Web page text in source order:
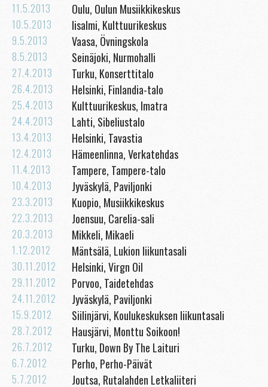
11.5.2013 Oulu, Oulun Musiikkikeskus
10.5.2013 Iisalmi, Kulttuurikeskus
9.5.2013 Vaasa, Övningskola
8.5.2013 Seinäjoki, Nurmohalli
27.4.2013 Turku, Konserttitalo
26.4.2013 Helsinki, Finlandia-talo
25.4.2013 Kulttuurikeskus, Imatra
24.4.2013 Lahti, Sibeliustalo
13.4.2013 Helsinki, Tavastia
12.4.2013 Hämeenlinna, Verkatehdas
11.4.2013 Tampere, Tampere-talo
10.4.2013 Jyväskylä, Paviljonki
23.3.2013 Kuopio, Musiikkikeskus
22.3.2013 Joensuu, Carelia-sali
20.3.2013 Mikkeli, Mikaeli
1.12.2012 Mäntsälä, Lukion liikuntasali
30.11.2012 Helsinki, Virgn Oil
29.11.2012 Porvoo, Taidetehdas
24.11.2012 Jyväskylä, Paviljonki
15.9.2012 Siilinjärvi, Koulukeskuksen liikuntasali
28.7.2012 Hausjärvi, Monttu Soikoon!
26.7.2012 Turku, Down By The Laituri
6.7.2012 Perho, Perho-Päivät
5.7.2012 Joutsa, Rutalahden Letkaliiteri